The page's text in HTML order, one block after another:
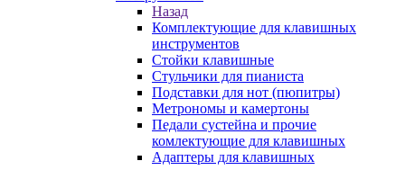
Назад
Комплектующие для клавишных
инструментов
Стойки клавишные
Стульчики для пианиста
Подставки для нот (пюпитры)
Метрономы и камертоны
Педали сустейна и прочие
комлектующие для клавишных
Адаптеры для клавишных